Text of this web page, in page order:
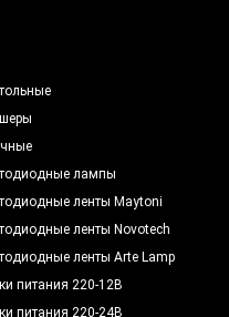
лампы
ленты Maytoni
ленты Novotech
ленты Arte Lamp
питания 220-12В
питания 220-24В